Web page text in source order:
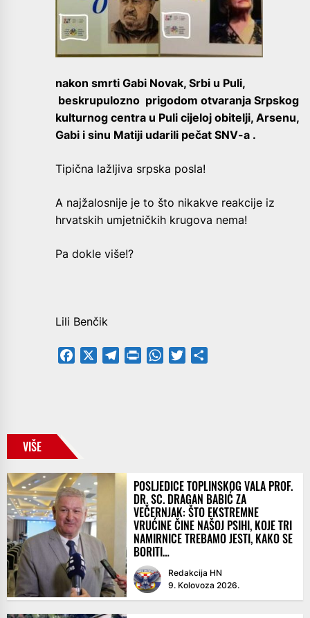
nakon smrti Gabi Novak, Srbi u Puli,
beskrupulozno prigodom otvaranja Srpskog
kulturnog centra u Puli cijeloj obitelji, Arsenu,
Gabi i sinu Matiji udarili pečat SNV-a .
Tipična lažljiva srpska posla!
A najžalosnije je to što nikakve reakcije iz
hrvatskih umjetničkih krugova nema!
Pa dokle više!?
Lili Benčik
Facebook TelegramPrintFriendly
WhatsApp
Twitter
VIŠE
POSLJEDICE TOPLINSKOG VALA PROF.
DR. SC. DRAGAN BABIĆ ZA
VEČERNJAK: ŠTO EKSTREMNE
VRUĆINE ČINE NAŠOJ PSIHI, KOJE TRI
NAMIRNICE TREBAMO JESTI, KAKO SE
BORITI…
Redakcija HN
9. Kolovoza 2026.